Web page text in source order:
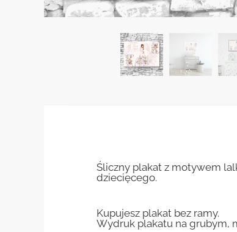
Śliczny plakat z motywem
dziecięcego.
Kupujesz plakat bez ramy.
Wydruk plakatu na grubym,